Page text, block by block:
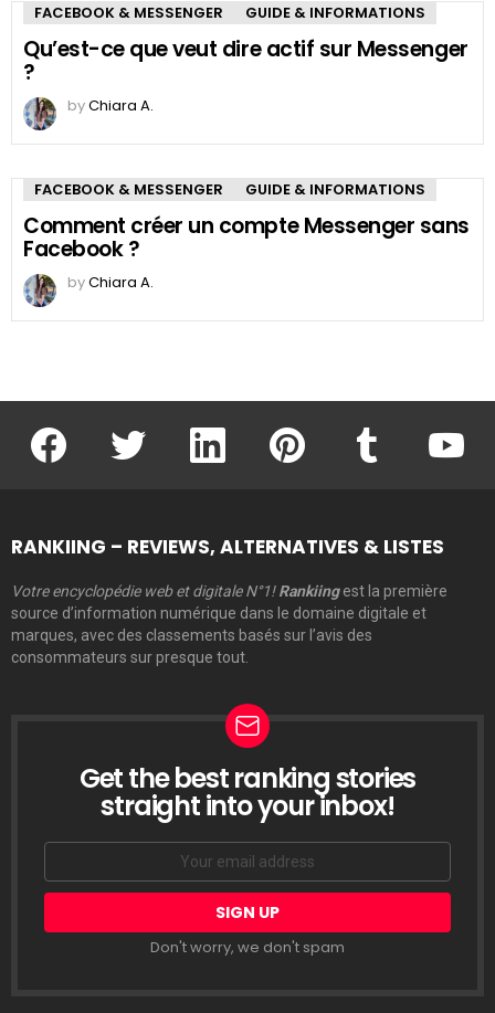
FACEBOOK & MESSENGER GUIDE & INFORMATIONS
Qu’est-ce que veut dire actif sur Messenger
?
byChiara A.
FACEBOOK & MESSENGER GUIDE & INFORMATIONS
Comment créer un compte Messenger sans
Facebook ?
byChiara A.
facebook twitter linkedin pinterest
RANKIING – REVIEWS, ALTERNATIVES & LISTES
Votre encyclopédie web et digitale N°1! Rankiingest la première
source d’information numérique dans le domaine digitale et
marques, avec des classements basés sur l’avis des
consommateurs sur presque tout.
LETTRE
D’INFORMATION
Get the best ranking stories
straight into your inbox!
Email
Don't worry, we don't spam